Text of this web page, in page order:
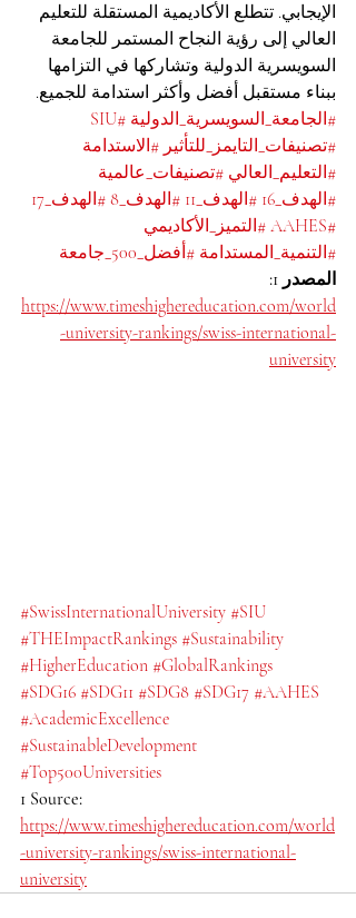
الإيجابي. تتطلع الأكاديمية المستقلة للتعليم
العالي إلى رؤية النجاح المستمر للجامعة
السويسرية الدولية وتشاركها في التزامها
ببناء مستقبل أفضل وأكثر استدامة للجميع.
#الجامعة_السويسرية_الدولية #SIU
#تصنيفات_التايمز_للتأثير #الاستدامة
#التعليم_العالي #تصنيفات_عالمية
#الهدف_16
#الهدف_11 #الهدف_8 #الهدف_17
#AAHES
#التميز_الأكاديمي
#التنمية_المستدامة #أفضل_500_جامعة
المصدر 1:
https://www.timeshighereducation.com/world
-university-rankings/swiss-international-
university
#SwissInternationalUniversity #SIU
#THEImpactRankings #Sustainability
#HigherEducation #GlobalRankings
#SDG16 #SDG11 #SDG8 #SDG17 #AAHES
#AcademicExcellence
#SustainableDevelopment
#Top500Universities
1 Source:
https://www.timeshighereducation.com/world
-university-rankings/swiss-international-
university